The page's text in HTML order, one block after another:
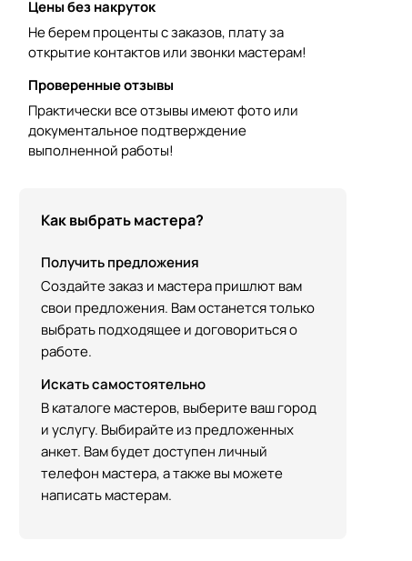
Цены без накруток
Не берем проценты с заказов, плату за
открытие контактов или звонки мастерам!
Проверенные отзывы
Практически все отзывы имеют фото или
документальное подтверждение
выполненной работы!
Как выбрать мастера?
Получить предложения
Создайте заказ и мастера пришлют вам
свои предложения. Вам останется только
выбрать подходящее и договориться о
работе.
Искать самостоятельно
В каталоге мастеров, выберите ваш город
и услугу. Выбирайте из предложенных
анкет. Вам будет доступен личный
телефон мастера, а также вы можете
написать мастерам.